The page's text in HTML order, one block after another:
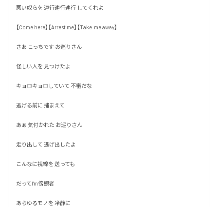
悪い奴らを 連行連行連行 してくれよ
【Come here】【Arrest me】【Take  me away】
さあ こっちです お巡りさん
怪しい人を 見つけたよ
キョロキョロしていて 不審だな
逃げる前に 捕まえて
あぁ 気付かれた お巡りさん
走り出して 逃げ出したよ
こんなに視線を 送っても
だってI'm傍観者
あらゆるモノを 冷静に